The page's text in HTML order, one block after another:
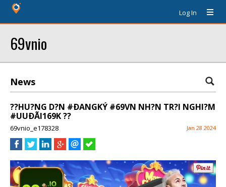
Log In
69vnio
News
??HU?NG D?N #ÐANGKÝ #69VN NH?N TR?I NGHI?M
#UUÐÃI169K ??
69vnio_e178328 Jan 28 2024